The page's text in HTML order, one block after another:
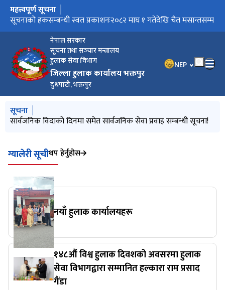
नेपाल सरकार
सूचना तथा सञ्‍चार मन्त्रालय
हुलाक सेवा विभाग
जिल्ला हुलाक कार्यालय भक्तपुर
दुधपाटी, भक्तपुर
भाषा चयन गर्नुहोस्
NEP
मुख्य नेभिगेसनमा जानुहोस्
महत्त्वपूर्ण सूचना
सार्वजनिक विदाको दिनमा समेत सार्वजनिक सेवा प्रवाह सम्बन्धी सूचना!
सूचनाको हकसम्बन्धी स्वत प्रकाशनः२०८२ माघ १ गतेदेखि चैत मसान्तसम्म
सार्वजनिक विदाको दिनमा समेत सार्वजनिक सेवा प्रवाह सम्बन्धी सूचना!
मुख्य नेभिगेसनमा जानुहोस्
सूचना
सूचनाको हकसम्बन्धी स्वत प्रकाशनः२०८२ माघ १ गतेदेखि चैत मसान्तसम्म
सार्वजनिक विदाको दिनमा समेत सार्वजनिक सेवा प्रवाह सम्बन्धी सूचना!
ग्यालेरी सूचीथप हेर्नुहोस
नयाँ हुलाक कार्यालयहरू
१४८औं विश्व हुलाक दिवशको अवसरमा हुलाक
सेवा विभागद्वारा सम्मानित हल्कारा राम प्रसाद
गैंडा